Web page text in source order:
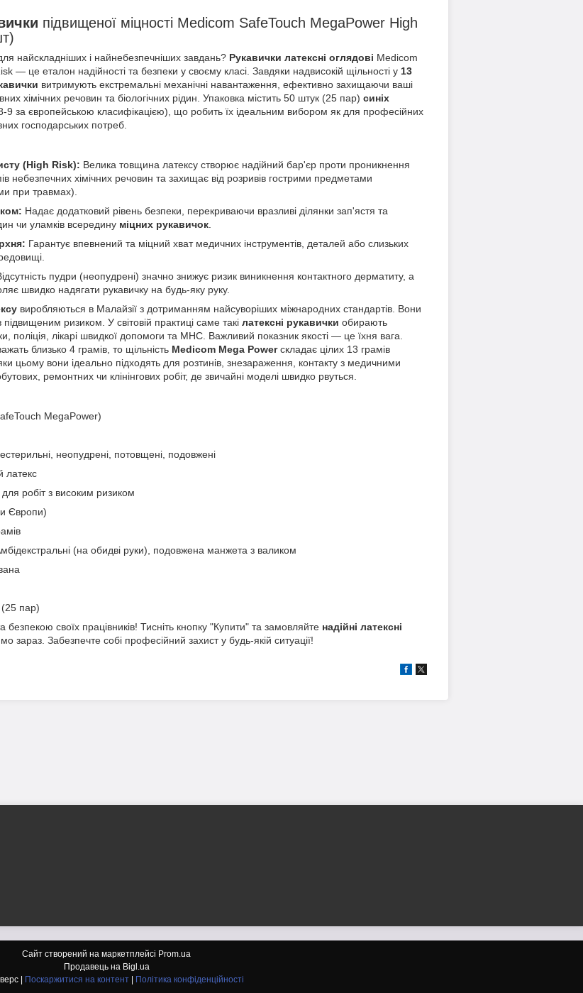
підвищеної міцності Medicom SafeTouch MegaPower High
найскладніших і найнебезпечніших завдань? Рукавички латексні оглядові Medicom
— це еталон надійності та безпеки у своєму класі. Завдяки надвисокій щільності у 13
витримують екстремальні механічні навантаження, ефективно захищаючи ваші
хімічних речовин та біологічних рідин. Упаковка містить 50 штук (25 пар) синіх
9 за європейською класифікацією), що робить їх ідеальним вибором як для професійних
господарських потреб.
(High Risk): Велика товщина латексу створює надійний бар'єр проти проникнення
небезпечних хімічних речовин та захищає від розривів гострими предметами
при травмах).
Надає додатковий рівень безпеки, перекриваючи вразливі ділянки зап'ястя та
чи уламків всередину міцних рукавичок
Гарантує впевнений та міцний хват медичних інструментів, деталей або слизьких
пудри (неопудрені) значно знижує ризик виникнення контактного дерматиту, а
швидко надягати рукавичку на будь-яку руку.
виробляються в Малайзії з дотриманням найсуворіших міжнародних стандартів. Вони
ризиком. У світовій практиці саме такі латексні рукавички обирають
поліція, лікарі швидкої допомоги та МНС. Важливий показник якості — це їхня вага.
близько 4 грамів, то щільність Medicom Mega Powerскладає цілих 13 грамів
цьому вони ідеально підходять для розтинів, знезараження, контакту з медичними
ремонтних чи клінінгових робіт, де звичайні моделі швидко рвуться.
MegaPower)
неопудрені, потовщені, подовжені
латекс
робіт з високим ризиком
Європи)
(на обидві руки), подовжена манжета з валиком
пар)
своїх працівників! Тисніть кнопку "Купити" та замовляйте надійні латексні
зараз. Забезпечте собі професійний захист у будь-якій ситуації!
Сайт створений на маркетплейсі Prom.ua
Продавець на Bigl.ua
Ніка Універс | Поскаржитися на контент | Політика конфіденційності